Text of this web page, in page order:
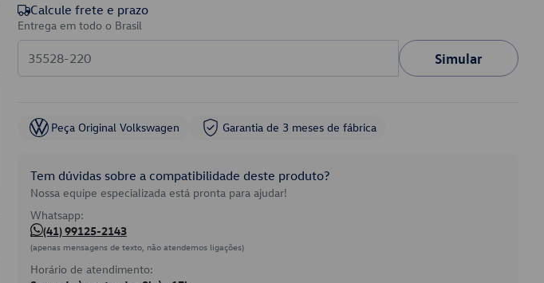
Calcule frete e prazo
Entrega em todo o Brasil
Simular
Peça Original Volkswagen Garantia de 3 meses de fábrica
Tem dúvidas sobre a compatibilidade deste produto?
Nossa equipe especializada está pronta para ajudar!
Whatsapp:
(41) 99125-2143
(apenas mensagens de texto, não atendemos ligações)
Horário de atendimento: